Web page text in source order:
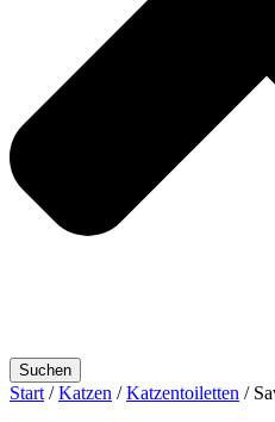
Suchen
Start /Katzen /Katzentoiletten /